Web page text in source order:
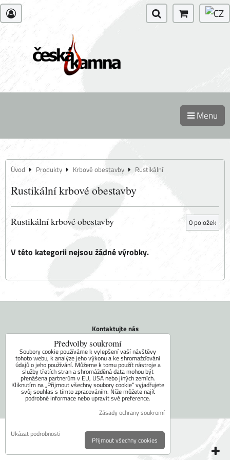
Menu
Úvod Produkty Krbové obestavby Rustikální
Rustikální krbové obestavby
Rustikální krbové obestavby 0 položek
Kontaktujte nás
Tel.: +420 604 742 971
E-mail:faram@ceskakamna.cz
Doprava
Obchodní podmínky
Kontakt
ByznysWeb.cz
Předvolby soukromí
Soubory cookie používáme k vylepšení vaší návštěvy
tohoto webu, k analýze jeho výkonu a ke shromažďování
údajů o jeho používání. Můžeme k tomu použít nástroje a
služby třetích stran a shromážděná data mohou být
přenášena partnerům v EU, USA nebo jiných zemích.
Kliknutím na „Přijmout všechny soubory cookie“ vyjadřujete
svůj souhlas s tímto zpracováním. Níže můžete najít
podrobné informace nebo upravit své preference.
Zásady ochrany soukromí
Ukázat podrobnosti
Přijmout všechny cookies